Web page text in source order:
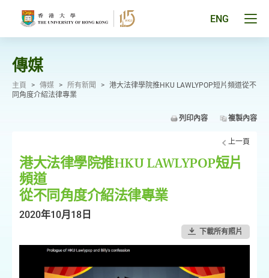
ENG
傳媒
主頁 > 傳媒 > 所有新聞 > 港大法律學院推HKU LAWLYPOP短片頻道從不
同角度介紹法律專業
列印內容 複製內容
上一頁
港大法律學院推HKU LAWLYPOP短片
頻道
從不同角度介紹法律專業
2020年10月18日
下載所有照片